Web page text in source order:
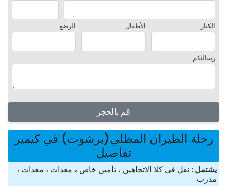
الكبار الأطفال الرضع
رسالتكم
قم بالحجز
رحلة الطيران المظلي(برشوت) في كيمير
تفاصيل
یشتمل نقل في كلا الاتجاهين ، تأمين خاص ، معدات ، معدات ،
مدرب